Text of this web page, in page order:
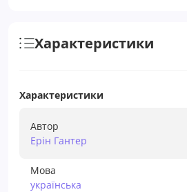
Характеристики
Характеристики
Автор
Ерін Гантер
Мова
українська